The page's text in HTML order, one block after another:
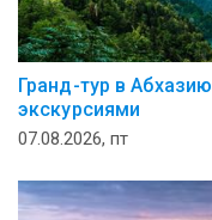
Гранд-тур в
экскурсиями
07.08.2026, пт